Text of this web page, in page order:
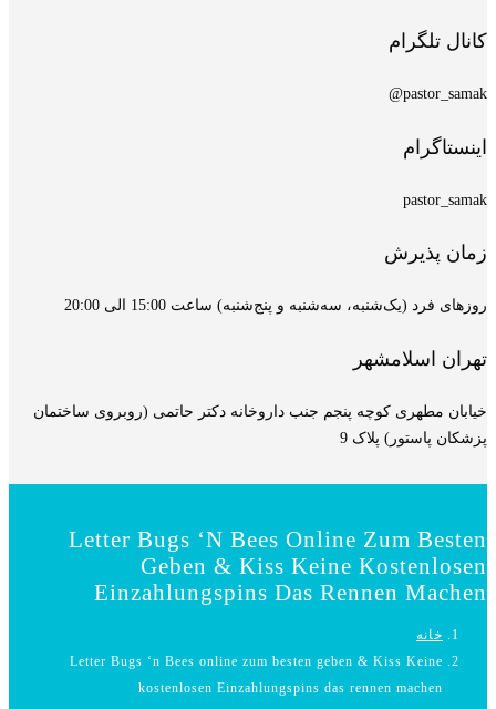
کانال تلگرام
pastor_samak@
اینستاگرام
pastor_samak
زمان پذیرش
روزهای فرد (یک‌شنبه، سه‌شنبه و پنج‌شنبه) ساعت 15:00 الی 20:00
تهران اسلامشهر
خیابان مطهری کوچه پنجم جنب داروخانه دکتر حاتمی (روبروی ساختمان
پزشکان پاستور) پلاک 9
Letter Bugs ‘n Bees Online Zum Besten
Geben & Kiss Keine Kostenlosen
Einzahlungspins Das Rennen Machen
خانه
Letter Bugs ‘n Bees online zum besten geben & Kiss Keine
kostenlosen Einzahlungspins das rennen machen